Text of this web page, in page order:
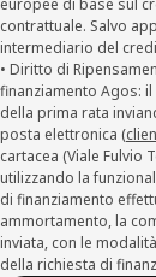
europee di base sul
contrattuale. Salvo
intermediario del
• Diritto di
finanziamento Agos:
della prima rata
posta elettronica (
cartacea (Viale Fulvio
utilizzando la
di finanziamento
ammortamento, la
inviata, con le
della richiesta di